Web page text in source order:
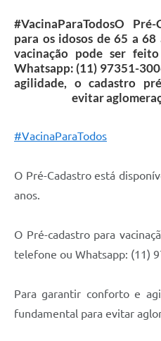
Contas Públicas
Telefones Úteis
Agenda
#VacinaParaTodosO
para os idosos de 65 a
vacinação pode ser
Whatsapp: (11) 97351-
agilidade, o cadastro
evitar
#VacinaParaTodos
O Pré-Cadastro está
anos.
O Pré-cadastro para
telefone ou Whatsapp: (11)
Para garantir conforto e
fundamental para evitar